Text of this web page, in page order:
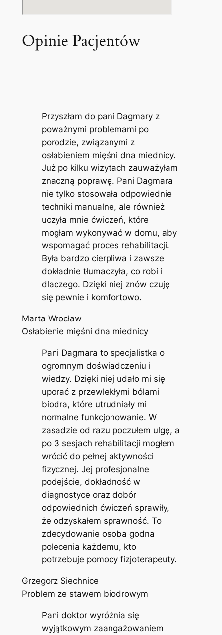
Opinie Pacjentów
Przyszłam do pani Dagmary z
poważnymi problemami po
porodzie, związanymi z
osłabieniem mięśni dna miednicy.
Już po kilku wizytach zauważyłam
znaczną poprawę. Pani Dagmara
nie tylko stosowała odpowiednie
techniki manualne, ale również
uczyła mnie ćwiczeń, które
mogłam wykonywać w domu, aby
wspomagać proces rehabilitacji.
Była bardzo cierpliwa i zawsze
dokładnie tłumaczyła, co robi i
dlaczego. Dzięki niej znów czuję
się pewnie i komfortowo.
Marta Wrocław
Osłabienie mięśni dna miednicy
Pani Dagmara to specjalistka o
ogromnym doświadczeniu i
wiedzy. Dzięki niej udało mi się
uporać z przewlekłymi bólami
biodra, które utrudniały mi
normalne funkcjonowanie. W
zasadzie od razu poczułem ulgę, a
po 3 sesjach rehabilitacji mogłem
wrócić do pełnej aktywności
fizycznej. Jej profesjonalne
podejście, dokładność w
diagnostyce oraz dobór
odpowiednich ćwiczeń sprawiły,
że odzyskałem sprawność. To
zdecydowanie osoba godna
polecenia każdemu, kto
potrzebuje pomocy fizjoterapeuty.
Grzegorz Siechnice
Problem ze stawem biodrowym
Pani doktor wyróżnia się
wyjątkowym zaangażowaniem i